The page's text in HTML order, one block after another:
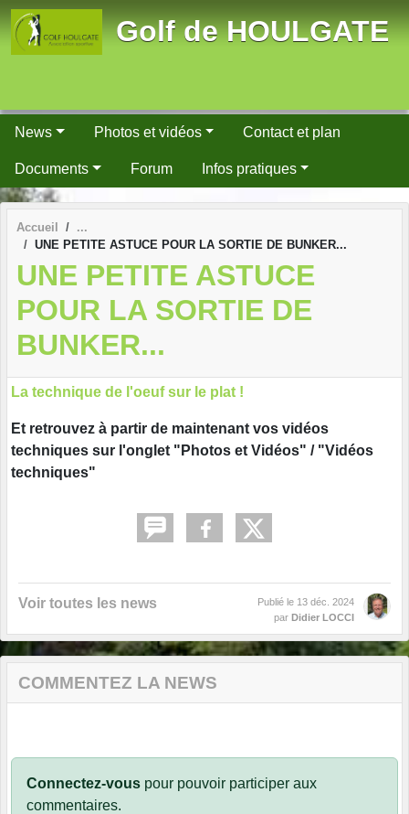
Golf de HOULGATE
News Photos et vidéos Contact et plan
Documents Forum Infos pratiques
Accueil
UNE PETITE ASTUCE POUR LA SORTIE DE BUNKER...
UNE PETITE ASTUCE
POUR LA SORTIE DE
BUNKER...
La technique de l'oeuf sur le plat !
Et retrouvez à partir de maintenant vos vidéos
techniques sur l'onglet "Photos et Vidéos" / "Vidéos
techniques"
Voir toutes les news Publié le 13 déc. 2024
par Didier LOCCI
COMMENTEZ LA NEWS
Connectez-vous pour pouvoir participer aux
commentaires.
Panneau de gestion des cookies